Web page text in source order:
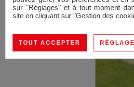
sur "Réglages" et à tout moment
site en cliquant sur "Gestion des
TOUT ACCEPTER